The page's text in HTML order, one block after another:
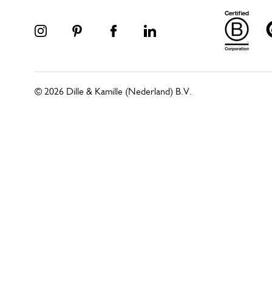
© 2026 Dille & Kamille (Nederland) B.V.